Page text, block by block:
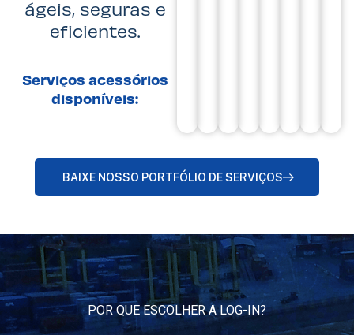
ágeis, seguras e
eficientes.
Serviços acessórios
disponíveis:
BAIXE NOSSO PORTFÓLIO DE SERVIÇOS
POR QUE ESCOLHER A LOG-IN?